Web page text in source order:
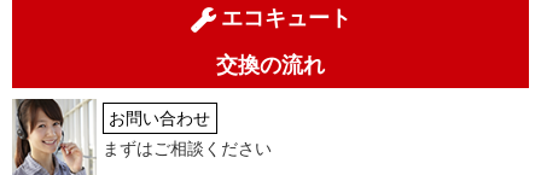
エコキュート
交換の流れ
お問い合わせ
まずはご相談ください